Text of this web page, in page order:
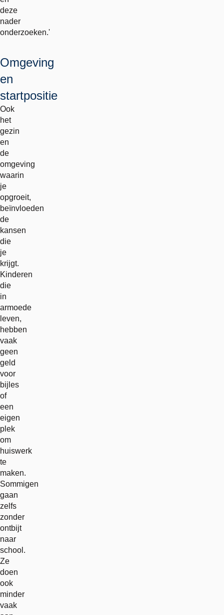
deze
nader
onderzoeken.'
Omgeving
en
startpositie
Ook
het
gezin
en
de
omgeving
waarin
je
opgroeit,
beïnvloeden
de
kansen
die
je
krijgt.
Kinderen
die
in
armoede
leven,
hebben
vaak
geen
geld
voor
bijles
of
een
eigen
plek
om
huiswerk
te
maken.
Sommigen
gaan
zelfs
zonder
ontbijt
naar
school.
Ze
doen
ook
minder
vaak